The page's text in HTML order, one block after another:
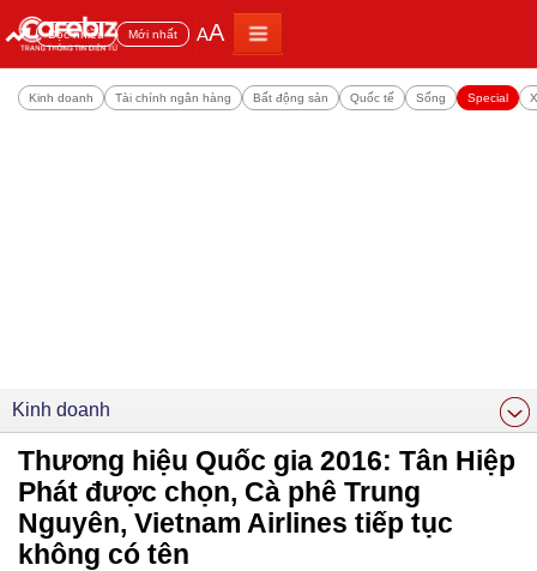
Đọc nhiều Mới nhất AA
Kinh doanh Tài chính ngân hàng Bất động sản Quốc tế Sống Special
Kinh doanh
Thương hiệu Quốc gia 2016: Tân Hiệp
Phát được chọn, Cà phê Trung
Nguyên, Vietnam Airlines tiếp tục
không có tên